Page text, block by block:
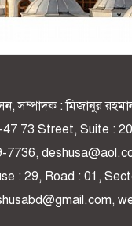
সম্পাদক : মিজানুর
73 Street, Suite :
7736,
: 29, Road : 01,